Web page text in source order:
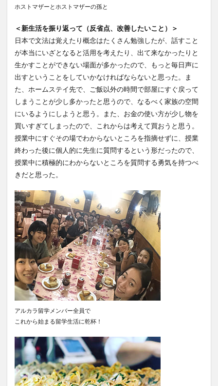
ホストマザーとホストマザーの孫と
＜新生活を振り返って（反省点、改善したいこと）＞
日本で文法は覚えたり概念はたくさん勉強したが、話すこと
が本当にいざとなると活用を考えたり、出て来なかったりと
生かすことができない場面が多かったので、もっと毎日声に
出すということをしていかなければならないと思った。ま
た、ホームステイ先で、ご飯以外の時間で部屋にすぐ戻って
しまうことが少し多かったと思うので、なるべく家族の空間
にいるようにしようと思う。また、お金の使い方が少し物を
買いすぎてしまったので、これからは考えて買おうと思う。
授業中にすぐその場でわからないところを指摘せずに、授業
終わった後に個人的に先生に質問するという形だったので、
授業中に積極的にわからないところを質問する勇気を持つべ
きだと思った。
アルカラ留学メンバー全員で
これから始まる留学生活に乾杯！
長期休暇
集会 韓国
韓国留学
韓国社会研究 韓国語
検索